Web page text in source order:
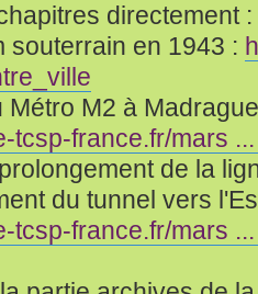
directement :
souterrain en 1943 :
Métro M2 à
tcsp-france.fr/mars
de la
du tunnel vers
tcsp-france.fr/mars